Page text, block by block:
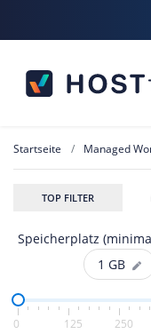
Startseite Managed
TOP FILTER
Speicherplatz
1 GB
0 125 250